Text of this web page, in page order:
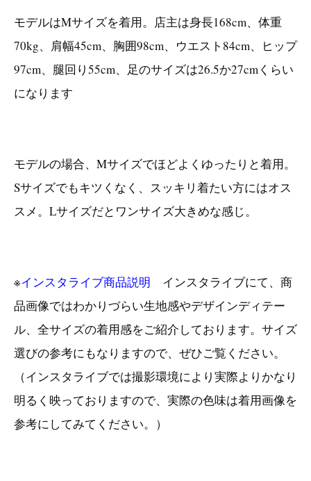
モデルはMサイズを着用。店主は身長168cm、体重
70kg、肩幅45cm、胸囲98cm、ウエスト84cm、ヒップ
97cm、腿回り55cm、足のサイズは26.5か27cmくらい
になります
モデルの場合、Mサイズでほどよくゆったりと着用。
Sサイズでもキツくなく、スッキリ着たい方にはオス
スメ。Lサイズだとワンサイズ大きめな感じ。
※インスタライブ商品説明 インスタライブにて、商
品画像ではわかりづらい生地感やデザインディテー
ル、全サイズの着用感をご紹介しております。サイズ
選びの参考にもなりますので、ぜひご覧ください。
（インスタライブでは撮影環境により実際よりかなり
明るく映っておりますので、実際の色味は着用画像を
参考にしてみてください。）